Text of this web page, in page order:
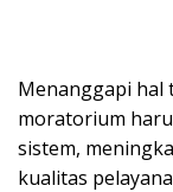
Menanggapi hal
moratorium
sistem,
kualitas